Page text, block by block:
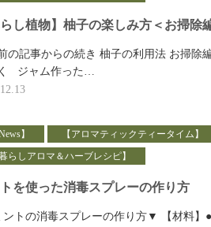
らし植物】柚子の楽しみ方＜お掃除
の記事からの続き 柚子の利用法 お掃
ジャム作った…
】 【アロマティックティータイム】
暮らしアロマ＆ハーブレシピ】
を使った消毒スプレーの作り方
トの消毒スプレーの作り方▼ 【材料】